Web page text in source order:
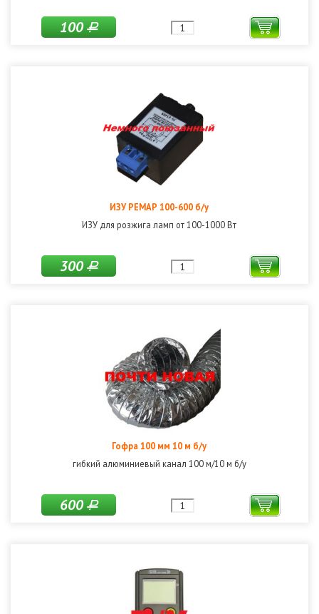
100Р
ИЗУ РЕМАР 100-600 б/у
ИЗУ для розжига ламп от 100-1000 Вт
300Р
Гофра 100 мм 10 м б/у
гибкий алюминиевый канал 100 м/10 м б/у
600Р